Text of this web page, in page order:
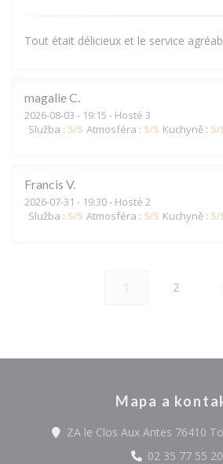
Tout était délicieux et le service
magalieC
2026-08-03 - 19:15 - Hosté 3
Služba : 5/5 Atmosféra : 5/5 Kuchyně : 5/
Francis V
2026-07-31 - 19:30 - Hosté 2
Služba : 5/5 Atmosféra : 5/5 Kuchyně : 5/
1 2
Mapa a
ZA le Clos Aux Antes 76410
02 35 77 55 20